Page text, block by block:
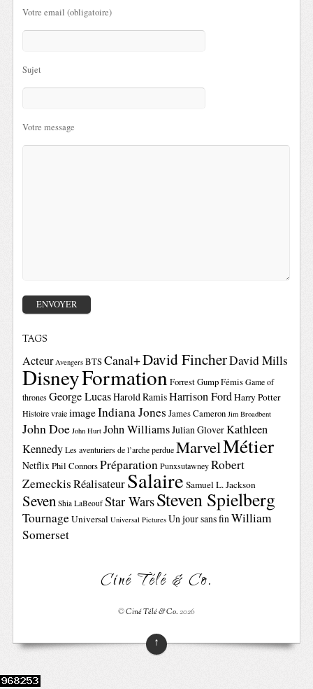
Votre email (obligatoire)
Sujet
Votre message
TAGS
Acteur Avengers BTSCanal+David FincherDavid Mills
DisneyFormationForrest GumpFémis Game of
thrones George LucasHarold RamisHarrison FordHarry Potter
Histoire vraie imageIndiana Jones James Cameron Jim Broadbent
John Doe John Hurt John WilliamsJulian GloverKathleen
Kennedy Les aventuriers de l’arche perdue MarvelMétier
NetflixPhil ConnorsPréparation Punxsutawney Robert
ZemeckisRéalisateurSalaire Samuel L. Jackson
Seven Shia LaBeouf Star WarsSteven Spielberg
TournageUniversal Universal Pictures Un jour sans finWilliam
Somerset
Ciné Télé & Co.
©Ciné Télé & Co.2026
↑